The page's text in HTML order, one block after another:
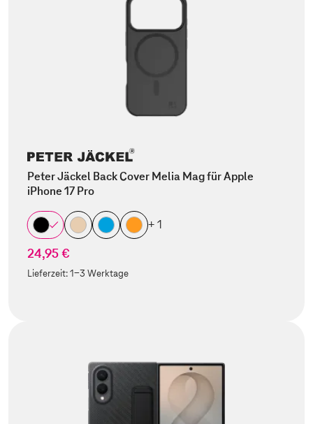
Peter Jäckel Back Cover Melia Mag für Apple
iPhone 17 Pro
+ 1
24,95 €
Lieferzeit:1-3 Werktage